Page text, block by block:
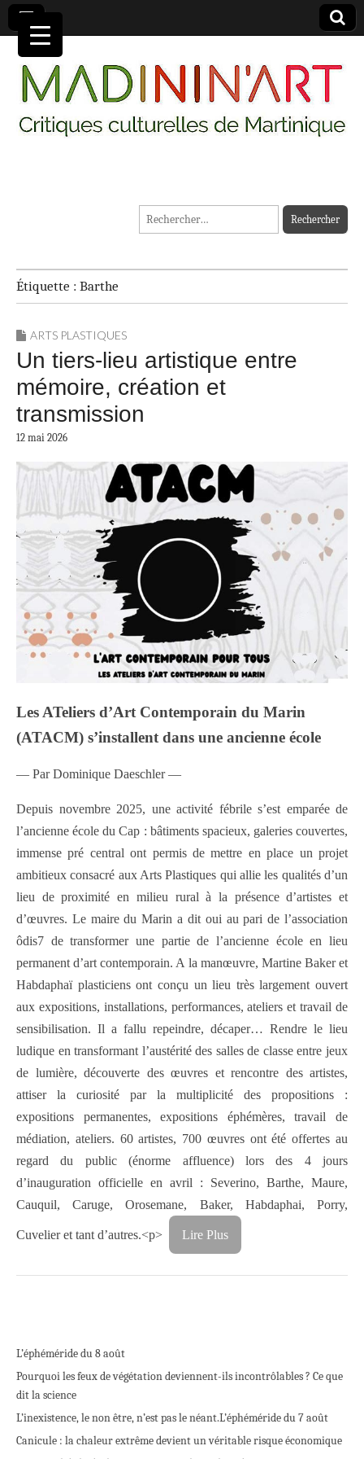
MADININ'ART
Rechercher :
Étiquette : Barthe
ARTS PLASTIQUES
Un tiers-lieu artistique entre
mémoire, création et
transmission
12 mai 2026
Les ATeliers d’Art Contemporain du Marin
(ATACM) s’installent dans une ancienne école
— Par Dominique Daeschler —
Depuis novembre 2025, une activité fébrile s’est emparée de
l’ancienne école du Cap : bâtiments spacieux, galeries couvertes,
immense pré central ont permis de mettre en place un projet
ambitieux consacré aux Arts Plastiques qui allie les qualités d’un
lieu de proximité en milieu rural à la présence d’artistes et
d’œuvres. Le maire du Marin a dit oui au pari de l’association
ôdis7 de transformer une partie de l’ancienne école en lieu
permanent d’art contemporain. A la manœuvre, Martine Baker et
Habdaphaï plasticiens ont conçu un lieu très largement ouvert
aux expositions, installations, performances, ateliers et travail de
sensibilisation. Il a fallu repeindre, décaper… Rendre le lieu
ludique en transformant l’austérité des salles de classe entre jeux
de lumière, découverte des œuvres et rencontre des artistes,
attiser la curiosité par la multiplicité des propositions :
expositions permanentes, expositions éphémères, travail de
médiation, ateliers. 60 artistes, 700 œuvres ont été offertes au
regard du public (énorme affluence) lors des 4 jours
d’inauguration officielle en avril : Severino, Barthe, Maure,
Cauquil, Caruge, Orosemane, Baker, Habdaphai, Porry,
Cuvelier et tant d’autres.<p> Lire Plus
L’éphéméride du 8 août
Pourquoi les feux de végétation deviennent-ils incontrôlables ? Ce que
dit la science
L’inexistence, le non être, n’est pas le néant.L’éphéméride du 7 août
Canicule : la chaleur extrême devient un véritable risque économique